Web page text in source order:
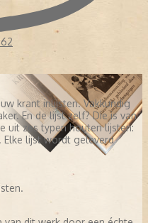
de laatste editie van De
maar zonder nummer.
krant inlijsten. Vakkundig
En de lijst zelf? Die is van
uit zes typen houten lijsten:
Elke lijst wordt geleverd